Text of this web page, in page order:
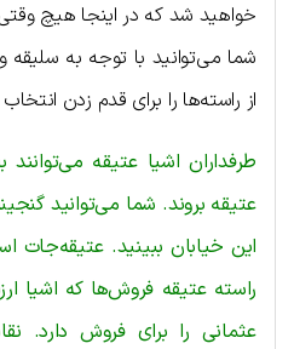
خواهید شد که در اینجا هیچ
شما می‌توانید با توجه به سلیقه
از راسته‌ها را برای قدم زدن
طرفداران اشیا عتیقه
این خیابان ببینید. عتیقه‌جات
راسته عتیقه فروش‌ها که اشیا
عثمانی را برای فروش دارد.